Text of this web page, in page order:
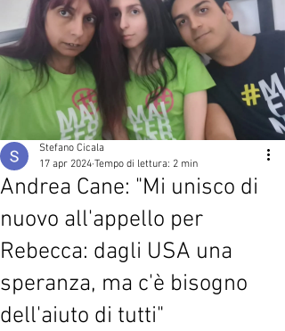
Andrea Cane: "Mi unisco di
nuovo all'appello per
Rebecca: dagli USA una
speranza, ma c'è bisogno
dell'aiuto di tutti"
Stefano Cicala
17 apr 2024 Tempo di lettura: 2 min